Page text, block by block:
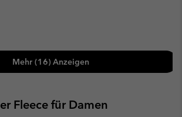
Mehr (16) Anzeigen
Fleece für Damen